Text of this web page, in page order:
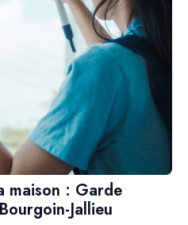
maison : Garde
Jallieu